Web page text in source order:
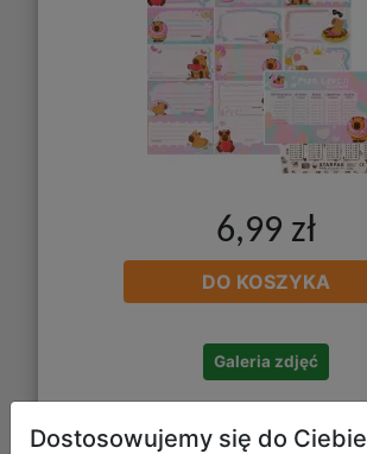
6,99 zł
DO KOSZYKA
Galeria zdjęć
Dostosowujemy się do Ciebie